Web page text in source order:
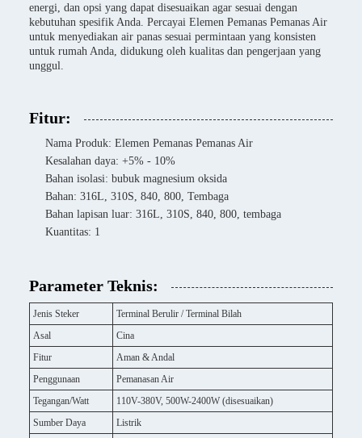
energi, dan opsi yang dapat disesuaikan agar sesuai dengan
kebutuhan spesifik Anda. Percayai Elemen Pemanas Pemanas Air
untuk menyediakan air panas sesuai permintaan yang konsisten
untuk rumah Anda, didukung oleh kualitas dan pengerjaan yang
unggul.
Fitur:
Nama Produk: Elemen Pemanas Pemanas Air
Kesalahan daya: +5% - 10%
Bahan isolasi: bubuk magnesium oksida
Bahan: 316L, 310S, 840, 800, Tembaga
Bahan lapisan luar: 316L, 310S, 840, 800, tembaga
Kuantitas: 1
Parameter Teknis:
Jenis Steker
Terminal Berulir / Terminal Bilah
Asal
Cina
Fitur
Aman & Andal
Penggunaan
Pemanasan Air
Tegangan/Watt
110V-380V, 500W-2400W (disesuaikan)
Sumber Daya
Listrik